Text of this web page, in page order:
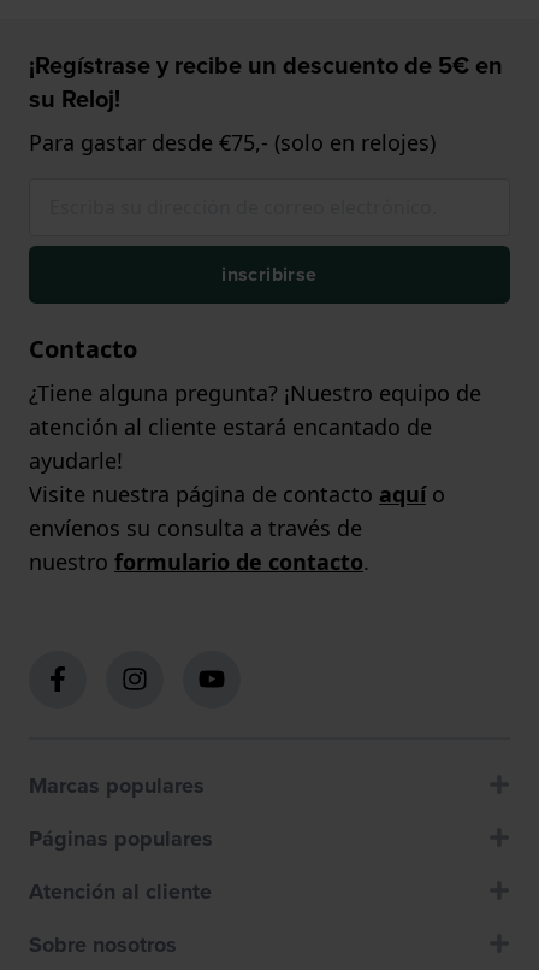
¡Regístrase y recibe un descuento de 5€ en
su Reloj!
Para gastar desde €75,- (solo en relojes)
inscribirse
Contacto
¿Tiene alguna pregunta? ¡Nuestro equipo de
atención al cliente estará encantado de
ayudarle!
Visite nuestra página de contacto aquío
envíenos su consulta a través de
nuestro formulario de contacto.
Marcas populares
Páginas populares
Atención al cliente
Sobre nosotros